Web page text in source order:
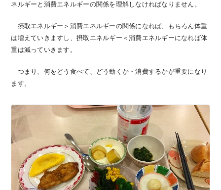
ネルギーと消費エネルギーの関係を理解しなければなりません。
摂取エネルギー＞消費エネルギーの関係になれば、もちろん体重
は増えていきますし、摂取エネルギー＜消費エネルギーになれば体
重は減っていきます。
つまり、何をどう食べて、どう動くか・消費するかが重要になり
ます。